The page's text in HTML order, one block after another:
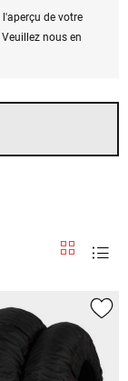
de votre
nous en